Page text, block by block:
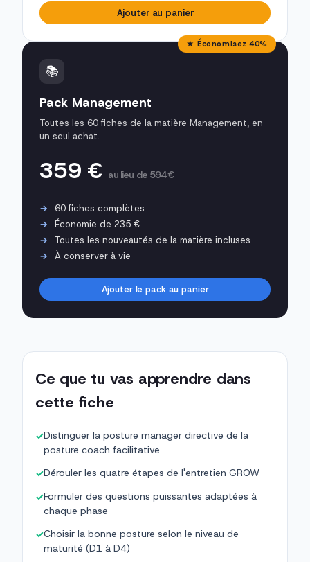
Ajouter au panier
★ Économisez 40%
📚
Pack Management
Toutes les 60 fiches de la matière Management, en
un seul achat.
359 €au lieu de 594 €
60 fiches complètes
Économie de 235 €
Toutes les nouveautés de la matière incluses
À conserver à vie
Ajouter le pack au panier
Ce que tu vas apprendre dans
cette fiche
✓Distinguer la posture manager directive de la
posture coach facilitative
✓Dérouler les quatre étapes de l'entretien GROW
✓Formuler des questions puissantes adaptées à
chaque phase
✓Choisir la bonne posture selon le niveau de
maturité (D1 à D4)